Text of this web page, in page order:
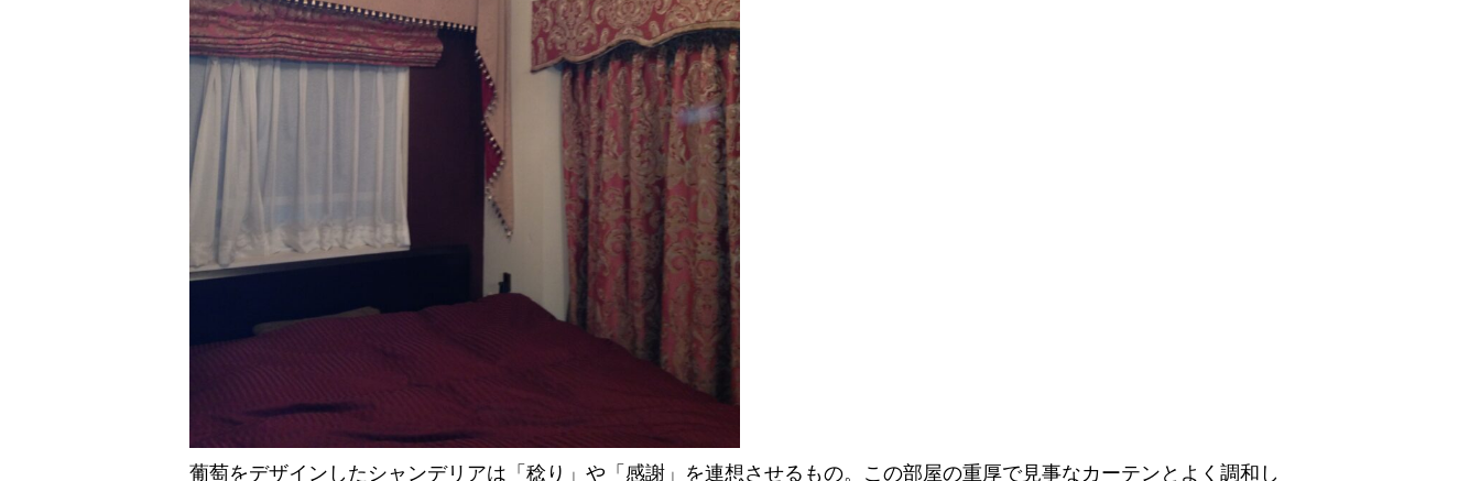
葡萄をデザインしたシャンデリアは「稔り」や「感謝」を連想させるもの。この部屋の重厚で見事なカーテンとよく調和し